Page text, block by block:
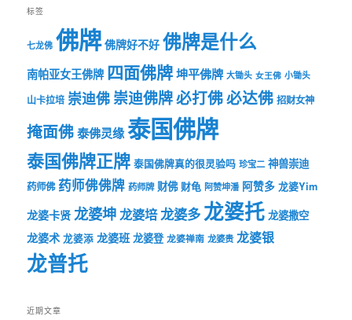
标签
七龙佛 佛牌 佛牌好不好 佛牌是什么
南帕亚女王佛牌 四面佛牌坤平佛牌 大锄头 女王佛 小锄头
山卡拉培 崇迪佛崇迪佛牌必打佛必达佛 招财女神
掩面佛泰佛灵缘泰国佛牌
泰国佛牌正牌 泰国佛牌真的很灵验吗 珍宝二 神兽崇迪
药师佛 药师佛佛牌 药师牌 财佛 财龟 阿赞坤潘 阿赞多 龙婆Yim
龙婆卡贤 龙婆坤龙婆培龙婆多龙婆托 龙婆撒空
龙婆术 龙婆添 龙婆班 龙婆登 龙婆禅南 龙婆贵 龙婆银
龙普托
近期文章